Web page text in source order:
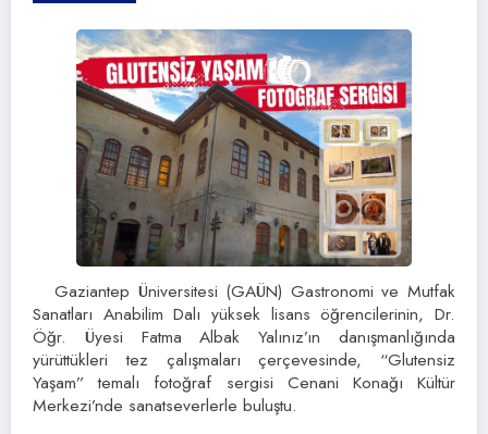
Gaziantep Üniversitesi (GAÜN) Gastronomi ve Mutfak
Sanatları Anabilim Dalı yüksek lisans öğrencilerinin, Dr.
Öğr. Üyesi Fatma Albak Yalınız’ın danışmanlığında
yürüttükleri tez çalışmaları çerçevesinde, “Glutensiz
Yaşam” temalı fotoğraf sergisi Cenani Konağı Kültür
Merkezi’nde sanatseverlerle buluştu.